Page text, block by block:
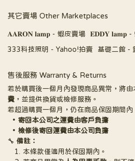
其它賣場 Other Marketplaces
𝐀𝐀𝐑𝐎𝐍 𝐥𝐚𝐦𝐩 - 蝦皮賣場
𝐄𝐃𝐃𝐘 𝐥𝐚𝐦𝐩 -
333科技照明 - Yahoo!拍賣
基礎二館 -
售後服務 Warranty & Returns
若於購買後一個月內發現商品異常，將由
費 ，並提供換貨或檢修服務。
若超過購買一個月，仍在商品保固期間內
寄回本公司之運費由客戶負擔
檢修後寄回運費由本公司負擔
🔧 備註：
本條款僅適用於保固期內。